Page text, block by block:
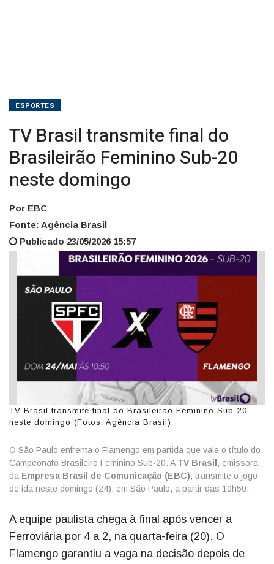
ESPORTES
TV Brasil transmite final do
Brasileirão Feminino Sub-20
neste domingo
Por EBC
Fonte: Agência Brasil
Publicado 23/05/2026 15:57
TV Brasil transmite final do Brasileirão Feminino Sub-20
neste domingo (Fotos: Agência Brasil)
O São Paulo enfrenta o Flamengo em partida que vale o título do
Campeonato Brasileiro Feminino Sub-20. A TV Brasil , emissora
da Empresa Brasil de Comunicação (EBC), transmite o jogo
de ida neste domingo (24), em São Paulo, a partir das 10h50.
A equipe paulista chega à final após vencer a
Ferroviária por 4 a 2, na quarta-feira (20). O
Flamengo garantiu a vaga na decisão depois de